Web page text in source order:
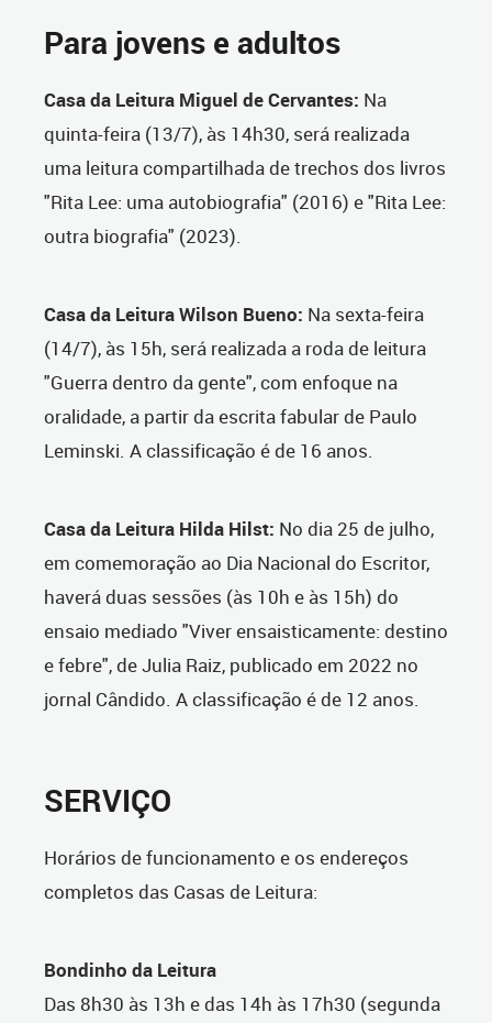
Para jovens e adultos
Casa da Leitura Miguel de Cervantes: Na
quinta-feira (13/7), às 14h30, será realizada
uma leitura compartilhada de trechos dos livros
"Rita Lee: uma autobiografia" (2016) e "Rita Lee:
outra biografia" (2023).
Casa da Leitura Wilson Bueno: Na sexta-feira
(14/7), às 15h, será realizada a roda de leitura
"Guerra dentro da gente", com enfoque na
oralidade, a partir da escrita fabular de Paulo
Leminski. A classificação é de 16 anos.
Casa da Leitura Hilda Hilst: No dia 25 de julho,
em comemoração ao Dia Nacional do Escritor,
haverá duas sessões (às 10h e às 15h) do
ensaio mediado "Viver ensaisticamente: destino
e febre", de Julia Raiz, publicado em 2022 no
jornal Cândido. A classificação é de 12 anos.
SERVIÇO
Horários de funcionamento e os endereços
completos das Casas de Leitura:
Bondinho da Leitura
Das 8h30 às 13h e das 14h às 17h30 (segunda